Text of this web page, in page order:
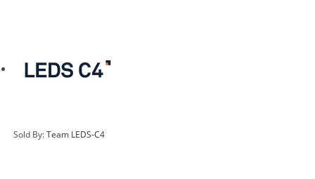
Sold By:Team LEDS-C4